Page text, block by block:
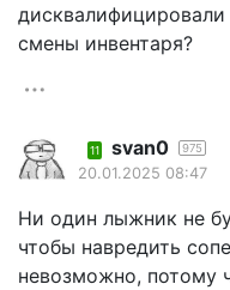
смены инвентаря?
11 svan0 975
20.01.2025 08:47
Ни один лыжник не
чтобы навредить
невозможно, потому